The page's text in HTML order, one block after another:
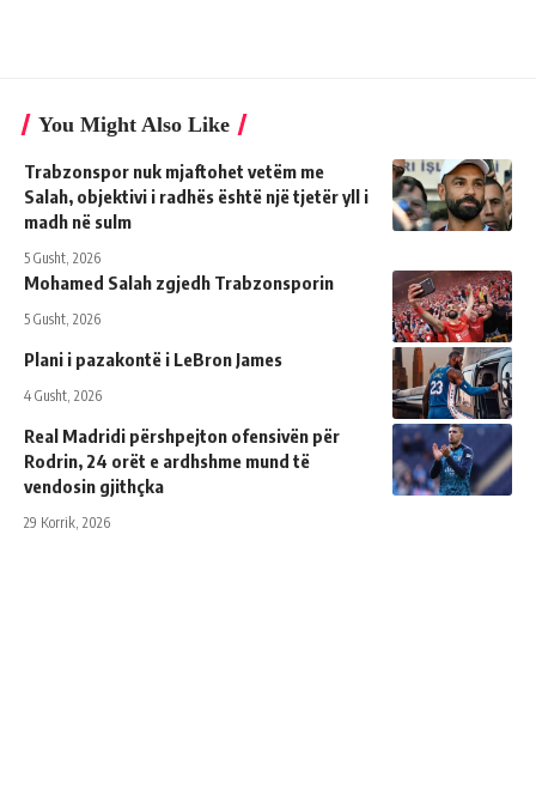
You Might Also Like
Trabzonspor nuk mjaftohet vetëm me
Salah, objektivi i radhës është një tjetër yll i
madh në sulm
5 Gusht, 2026
Mohamed Salah zgjedh Trabzonsporin
5 Gusht, 2026
Plani i pazakontë i LeBron James
4 Gusht, 2026
Real Madridi përshpejton ofensivën për
Rodrin, 24 orët e ardhshme mund të
vendosin gjithçka
29 Korrik, 2026